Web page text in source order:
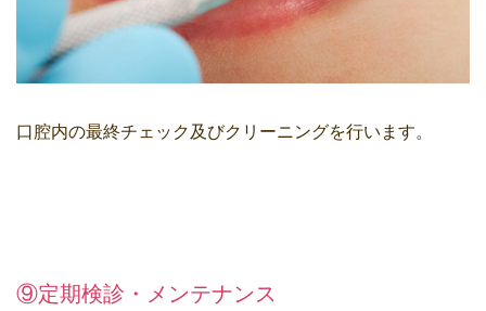
口腔内の最終チェック及びクリーニングを行います。
⑨定期検診・メンテナンス